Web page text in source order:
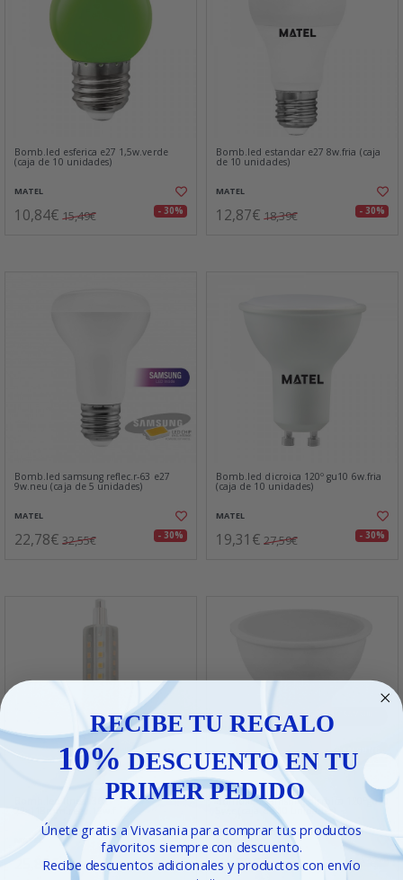
Bomb.led esferica e27 1,5w.verde
(caja de 10 unidades)
MATEL
10,84€ 15,49€ - 30%
Bomb.led estandar e27 8w.fria (caja
de 10 unidades)
MATEL
12,87€ 18,39€ - 30%
Bomb.led samsung reflec.r-63 e27
9w.neu (caja de 5 unidades)
MATEL
22,78€ 32,55€ - 30%
Bomb.led dicroica 120º gu10 6w.fria
(caja de 10 unidades)
MATEL
19,31€ 27,59€ - 30%
Bomb.led lineal 360º
22x118mm.regu.12w.f
25,80€36,86€ - 30%
Bomb.led samsung dicroica 120ºgu10
5w.c (caja de 10 unidades)
MATEL
41,50€59,29€ - 30%
RECIBE TU REGALO
10% DESCUENTO EN TU
PRIMER PEDIDO
Únete gratis a Vivasania para comprar tus productos
favoritos siempre con descuento.
Recibe descuentos adicionales y productos con envío